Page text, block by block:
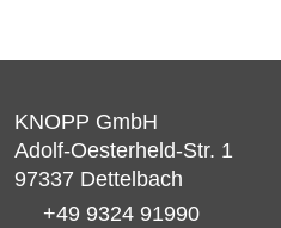
KNOPP GmbH
Adolf-Oesterheld-Str. 1
97337 Dettelbach
+49 9324 91990